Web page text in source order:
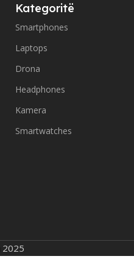
Kategoritë
Smartphones
Laptops
Drona
Headphones
Kamera
Smartwatches